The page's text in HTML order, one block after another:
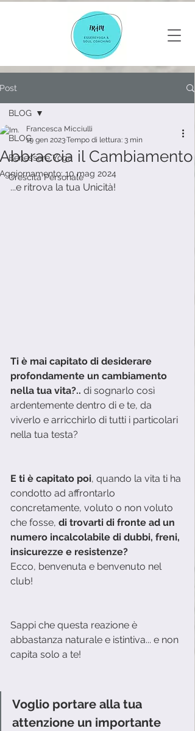
Post
BLOG
Benessere Yoga
Crescita Personale
BLOG
Abbraccia il Cambiamento
Francesca Micciulli
19 gen 2023Tempo di lettura: 3 min
Aggiornamento:10 mag 2024
...e ritrova la tua Unicità!
Ti è mai capitato di desiderare
profondamente un cambiamento
nella tua vita?.. di sognarlo così
ardentemente dentro di e te, da
viverlo e arricchirlo di tutti i particolari
nella tua testa?
E ti è capitato poi, quando la vita ti ha
condotto ad affrontarlo
concretamente, voluto o non voluto
che fosse, di trovarti di fronte ad un
numero incalcolabile di dubbi, freni,
insicurezze e resistenze?
Ecco, benvenuta e benvenuto nel
club!
Sappi che questa reazione è
abbastanza naturale e istintiva... e non
capita solo a te!
Voglio portare alla tua
attenzione un importante